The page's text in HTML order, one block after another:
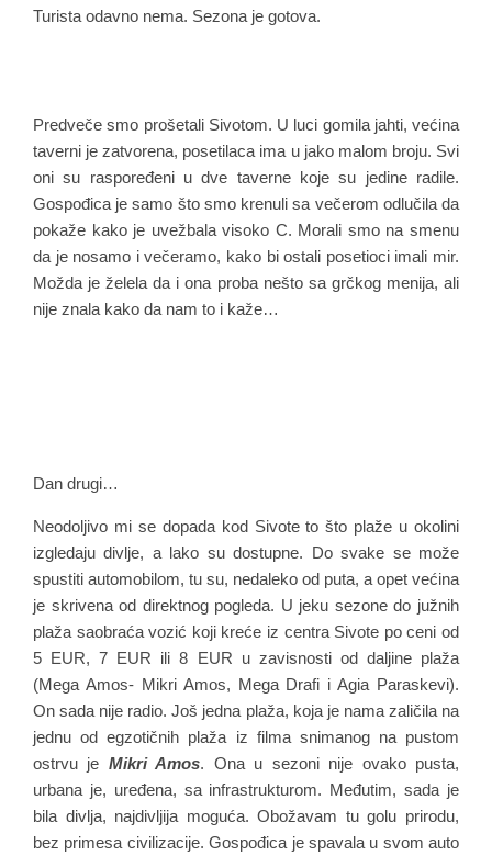
Turista odavno nema. Sezona je gotova.
Predveče smo prošetali Sivotom. U luci gomila jahti, većina
taverni je zatvorena, posetilaca ima u jako malom broju. Svi
oni su raspoređeni u dve taverne koje su jedine radile.
Gospođica je samo što smo krenuli sa večerom odlučila da
pokaže kako je uvežbala visoko C. Morali smo na smenu
da je nosamo i večeramo, kako bi ostali posetioci imali mir.
Možda je želela da i ona proba nešto sa grčkog menija, ali
nije znala kako da nam to i kaže…
Dan drugi…
Neodoljivo mi se dopada kod Sivote to što plaže u okolini
izgledaju divlje, a lako su dostupne. Do svake se može
spustiti automobilom, tu su, nedaleko od puta, a opet većina
je skrivena od direktnog pogleda. U jeku sezone do južnih
plaža saobraća vozić koji kreće iz centra Sivote po ceni od
5 EUR, 7 EUR ili 8 EUR u zavisnosti od daljine plaža
(Mega Amos- Mikri Amos, Mega Drafi i Agia Paraskevi).
On sada nije radio. Još jedna plaža, koja je nama zaličila na
jednu od egzotičnih plaža iz filma snimanog na pustom
ostrvu je Mikri Amos. Ona u sezoni nije ovako pusta,
urbana je, uređena, sa infrastrukturom. Međutim, sada je
bila divlja, najdivljija moguća. Obožavam tu golu prirodu,
bez primesa civilizacije. Gospođica je spavala u svom auto